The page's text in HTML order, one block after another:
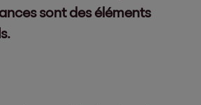
sont des éléments